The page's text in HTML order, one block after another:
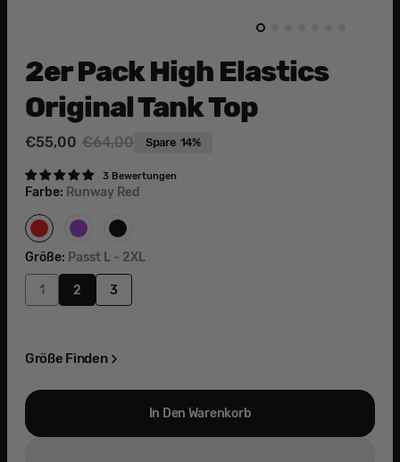
2er Pack High Elastics
Original Tank Top
Verkaufspreis
€55,00
Normaler
Preis
€64,00 Spare 14%
3 Bewertungen
Farbe: Runway Red
Runway
Red
Purple
Haze
Space
Black
Größe: Passt L - 2XL
1
Variante
nicht
2
Variante
nicht
3
Variante
nicht
Größe Finden
In Den Warenkorb